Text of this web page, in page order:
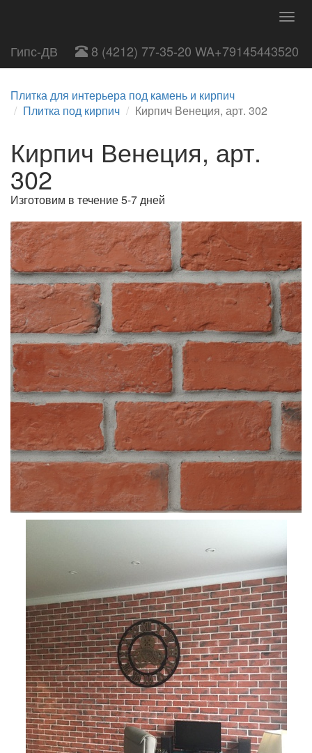
Гипс-ДВ 8 (4212) 77-35-20 WA+79145443520
Плитка для интерьера под камень и кирпич
Плитка под кирпич
Кирпич Венеция, арт. 302
Кирпич Венеция, арт.
302
Изготовим в течение 5-7 дней